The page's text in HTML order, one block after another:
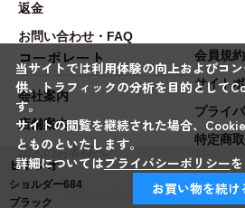
ヒトシオ
ショルダー684
ブラック
返金
お問い合わせ・FAQ
コーポレート
会社案内
店舗案内
法人のお客様へ
会員規約
サイト
プライ
特定商
Copyright © Hotman.Co.,Ltd.
当サイトでは利用体験の向上およびコ
供、トラフィックの分析を目的として
す。
サイトの閲覧を継続された場合、
とものといたします。
詳細についてはプライバシーポリシー
お買い物を続け